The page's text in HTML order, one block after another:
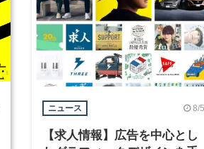
ニュース 8/5
【求人情報】広告を中心とし